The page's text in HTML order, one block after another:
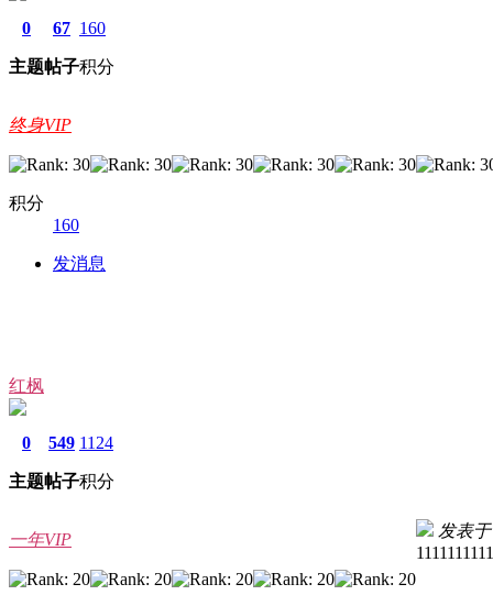
0
主题
67
帖子
160
积分
终身VIP
积分
160
发消息
红枫
0
主题
549
帖子
1124
积分
一年VIP
发表于